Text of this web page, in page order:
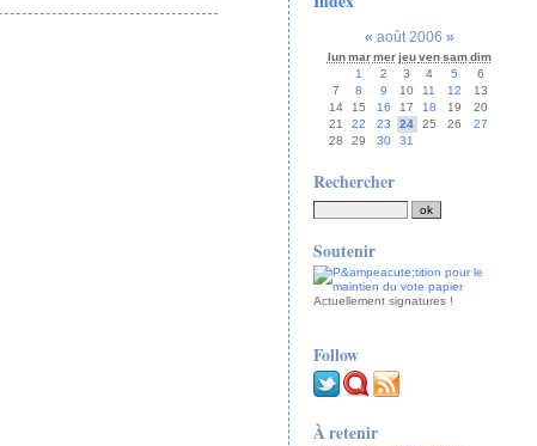
« août 2006 »
lun mar mer jeu ven sam dim
1
2 3 4 5
6
7
8 9 10 11 12
13
14
15 16 17 18 19
20
21
22 23 24 25 26
27
28
29 30 31
Rechercher
Soutenir
Actuellementsignatures !
Follow
À retenir